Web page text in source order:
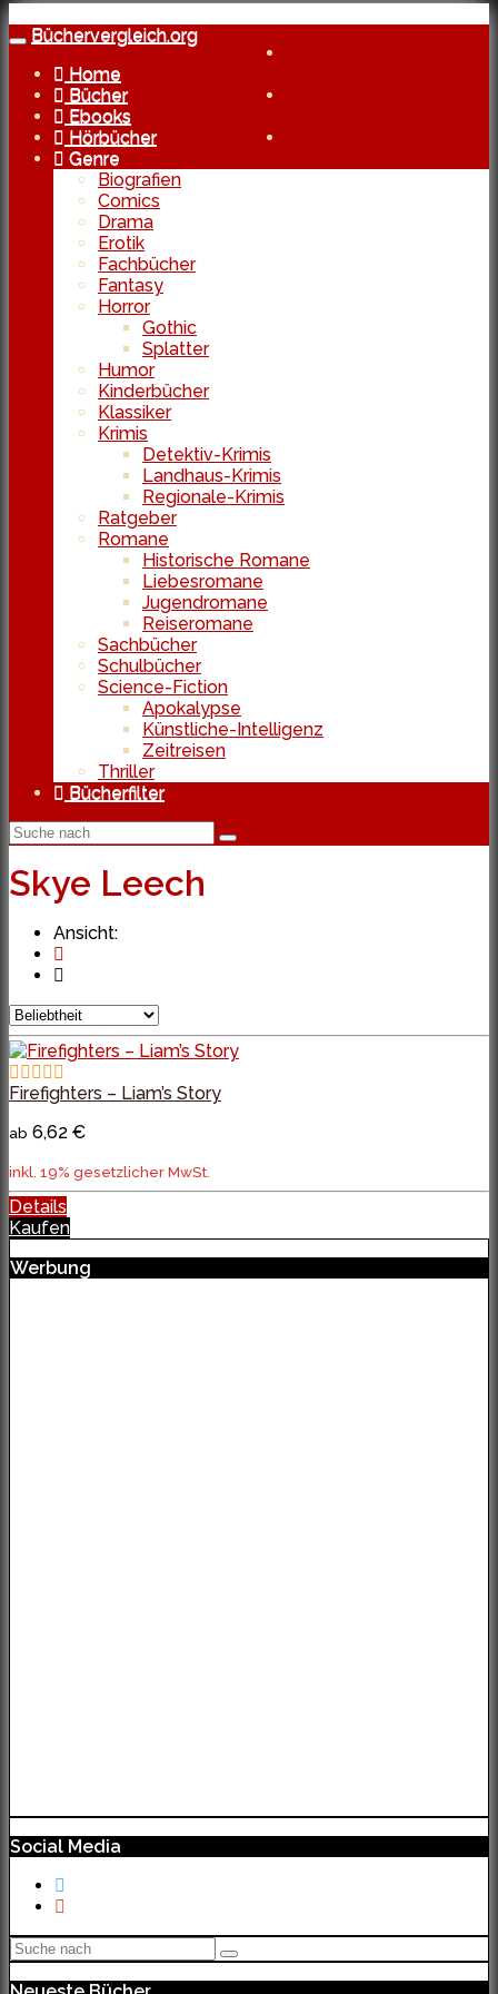
Skip
to
content
Toggle
navigation
Büchervergleich.org
Home
Bücher
Ebooks
Hörbücher
Genre
Biografien
Comics
Drama
Erotik
Fachbücher
Fantasy
Horror
Gothic
Splatter
Humor
Kinderbücher
Klassiker
Krimis
Detektiv-Krimis
Landhaus-Krimis
Regionale-Krimis
Ratgeber
Romane
Historische Romane
Liebesromane
Jugendromane
Reiseromane
Sachbücher
Schulbücher
Science-Fiction
Apokalypse
Künstliche-Intelligenz
Zeitreisen
Thriller
Bücherfilter
Skye Leech
Ansicht:
Firefighters – Liam’s Story
ab 6,62 €
inkl. 19% gesetzlicher MwSt.
Details
Kaufen
Werbung
Social Media